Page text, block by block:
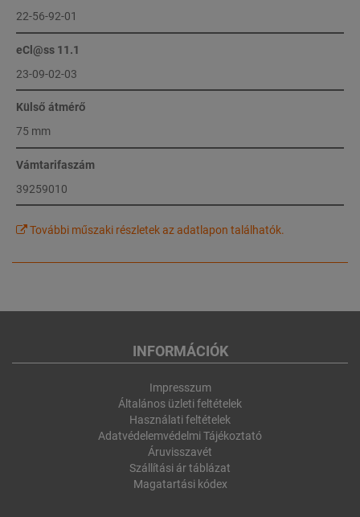
22-56-92-01
eCl@ss 11.1
23-09-02-03
Külső átmérő
75 mm
Vámtarifaszám
39259010
További műszaki részletek az adatlapon találhatók.
INFORMÁCIÓK
Impresszum
Általános üzleti feltételek
Használati feltételek
Adatvédelemvédelmi Tájékoztató
Áruvisszavét
Szállítási ár táblázat
Magatartási kódex